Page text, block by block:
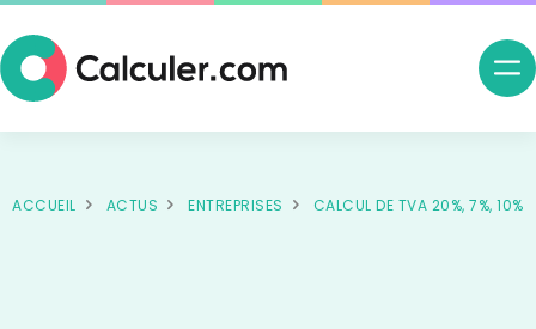
ACCUEIL ACTUS ENTREPRISES CALCUL DE TVA 20%, 7%, 10%